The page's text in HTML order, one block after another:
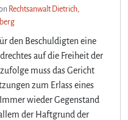
Rechtsanwalt Dietrich,
den Beschuldigten eine
auf die Freiheit der
muss das Gericht
zum Erlass eines
wieder Gegenstand
der Haftgrund der